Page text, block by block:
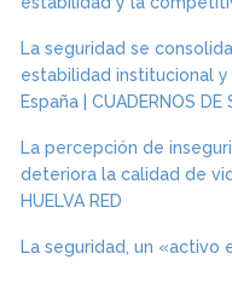
La seguridad se
estabilidad institucional
España | CUADERNOS DE
La percepción de
deteriora la calidad de
HUELVA RED
La seguridad, un «activo